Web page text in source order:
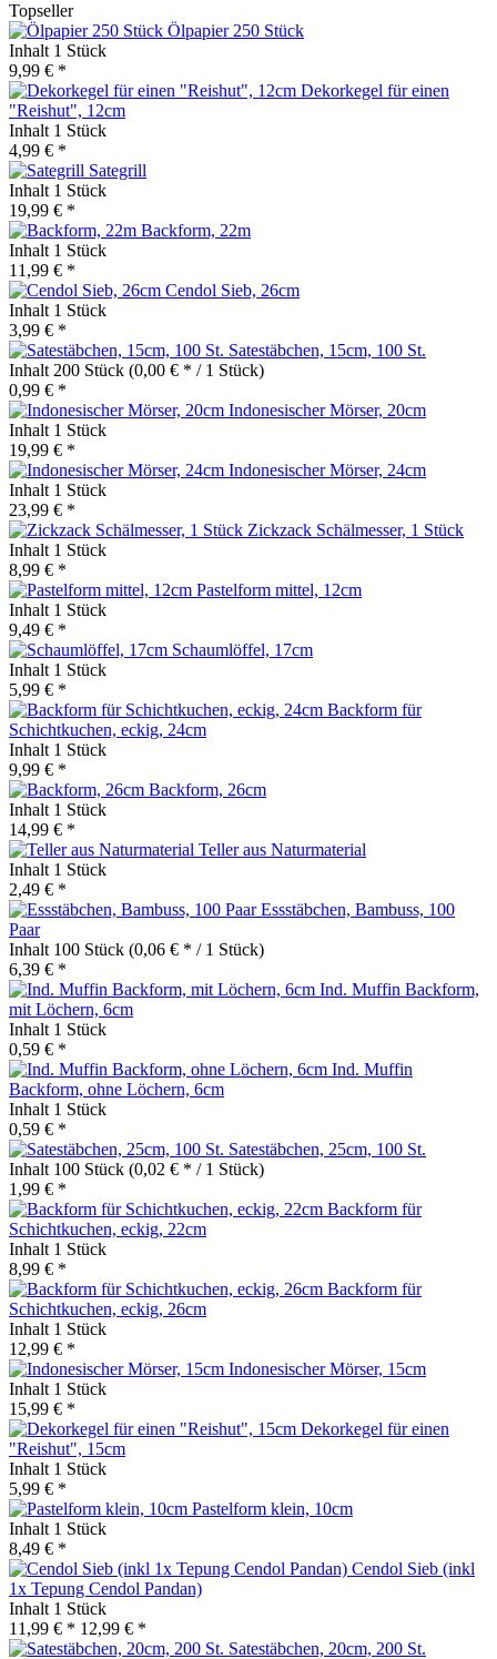
Topseller
Ölpapier 250 Stück
Inhalt 1 Stück
9,99 € *
Dekorkegel für einen
"Reishut", 12cm
Inhalt 1 Stück
4,99 € *
Sategrill
Inhalt 1 Stück
19,99 € *
Backform, 22m
Inhalt 1 Stück
11,99 € *
Cendol Sieb, 26cm
Inhalt 1 Stück
3,99 € *
Satestäbchen, 15cm, 100 St.
Inhalt 200 Stück (0,00 € * / 1 Stück)
0,99 € *
Indonesischer Mörser, 20cm
Inhalt 1 Stück
19,99 € *
Indonesischer Mörser, 24cm
Inhalt 1 Stück
23,99 € *
Zickzack Schälmesser, 1 Stück
Inhalt 1 Stück
8,99 € *
Pastelform mittel, 12cm
Inhalt 1 Stück
9,49 € *
Schaumlöffel, 17cm
Inhalt 1 Stück
5,99 € *
Backform für
Schichtkuchen, eckig, 24cm
Inhalt 1 Stück
9,99 € *
Backform, 26cm
Inhalt 1 Stück
14,99 € *
Teller aus Naturmaterial
Inhalt 1 Stück
2,49 € *
Essstäbchen, Bambuss, 100
Paar
Inhalt 100 Stück (0,06 € * / 1 Stück)
6,39 € *
Ind. Muffin Backform,
mit Löchern, 6cm
Inhalt 1 Stück
0,59 € *
Ind. Muffin
Backform, ohne Löchern, 6cm
Inhalt 1 Stück
0,59 € *
Satestäbchen, 25cm, 100 St.
Inhalt 100 Stück (0,02 € * / 1 Stück)
1,99 € *
Backform für
Schichtkuchen, eckig, 22cm
Inhalt 1 Stück
8,99 € *
Backform für
Schichtkuchen, eckig, 26cm
Inhalt 1 Stück
12,99 € *
Indonesischer Mörser, 15cm
Inhalt 1 Stück
15,99 € *
Dekorkegel für einen
"Reishut", 15cm
Inhalt 1 Stück
5,99 € *
Pastelform klein, 10cm
Inhalt 1 Stück
8,49 € *
Cendol Sieb (inkl
1x Tepung Cendol Pandan)
Inhalt 1 Stück
11,99 € * 12,99 € *
Satestäbchen, 20cm, 200 St.